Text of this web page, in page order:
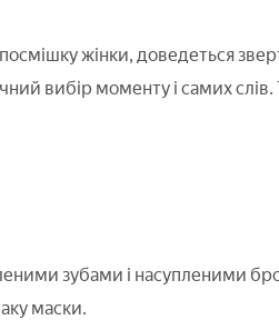
жінки, доведеться
вибір моменту і самих слів.
зубами і насупленими
маски.